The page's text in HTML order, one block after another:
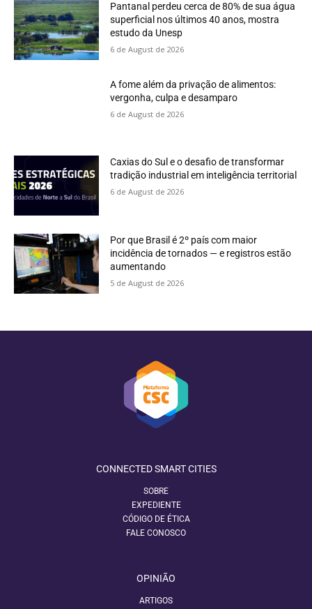
Pantanal perdeu cerca de 80% de sua água
superficial nos últimos 40 anos, mostra
estudo da Unesp
6 de August de 2026
A fome além da privação de alimentos:
vergonha, culpa e desamparo
6 de August de 2026
Caxias do Sul e o desafio de transformar
tradição industrial em inteligência territorial
6 de August de 2026
Por que Brasil é 2º país com maior
incidência de tornados — e registros estão
aumentando
5 de August de 2026
CONNECTED SMART CITIES
SOBRE
EXPEDIENTE
CÓDIGO DE ÉTICA
FALE CONOSCO
OPINIÃO
ARTIGOS